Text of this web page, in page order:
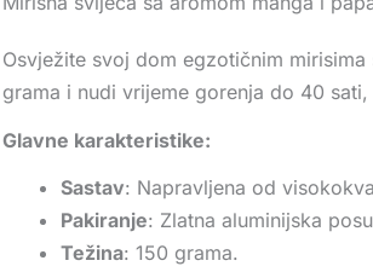
Osvježite svoj dom egzotičnim
grama i nudi vrijeme gorenja do 40
Glavne karakteristike:
Sastav: Napravljena od
Pakiranje: Zlatna aluminijska
Težina: 150 grama.